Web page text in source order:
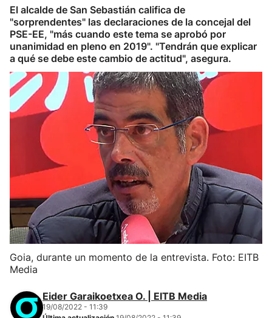
El alcalde de San Sebastián califica de
"sorprendentes" las declaraciones de la concejal del
PSE-EE, "más cuando este tema se aprobó por
unanimidad en pleno en 2019". "Tendrán que explicar
a qué se debe este cambio de actitud", asegura.
Goia, durante un momento de la entrevista. Foto: EITB
Media
Eider Garaikoetxea O. | EITB Media
19/08/2022 - 11:39